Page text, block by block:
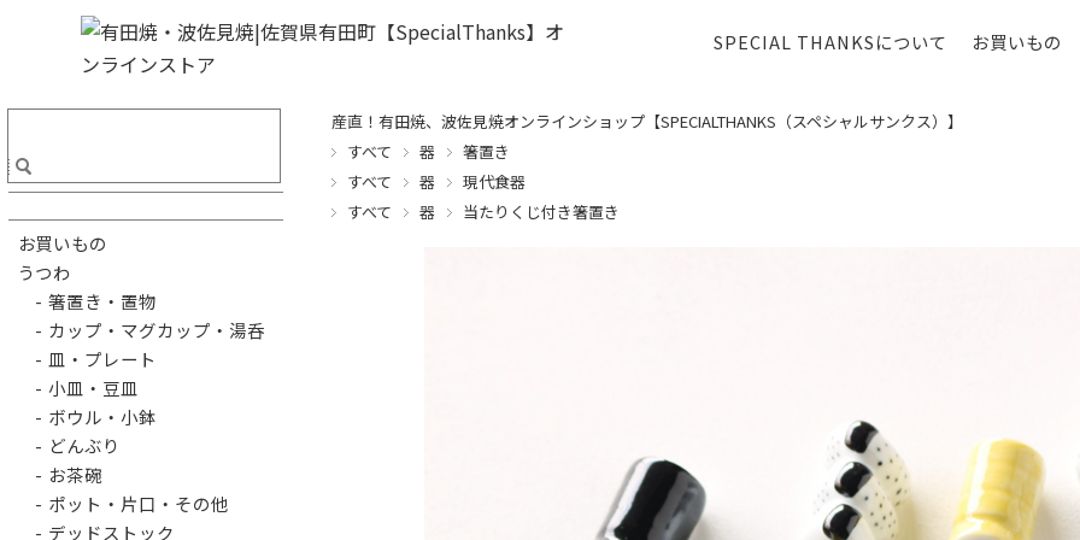
SPECIAL THANKSについて お買いもの
産直！有田焼、波佐見焼オンラインショップ【SPECIALTHANKS（スペシャルサンクス）】
すべて
器
箸置き
すべて
器
現代食器
すべて
器 当たりくじ付き箸置き
お買いもの
うつわ
- 箸置き・置物
- カップ・マグカップ・湯呑
- 皿・プレート
- 小皿・豆皿
- ボウル・小鉢
- どんぶり
- お茶碗
- ポット・片口・その他
- デッドストック